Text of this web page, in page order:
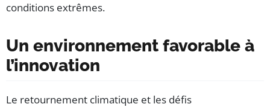
conditions extrêmes.
Un environnement favorable à
l’innovation
Le retournement climatique et les défis